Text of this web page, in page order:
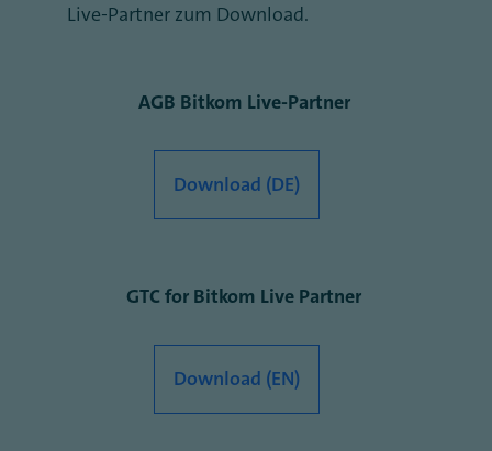
Live-Partner zum Download.
AGB Bitkom Live-Partner
Download (DE)
GTC for Bitkom Live Partner
Download (EN)